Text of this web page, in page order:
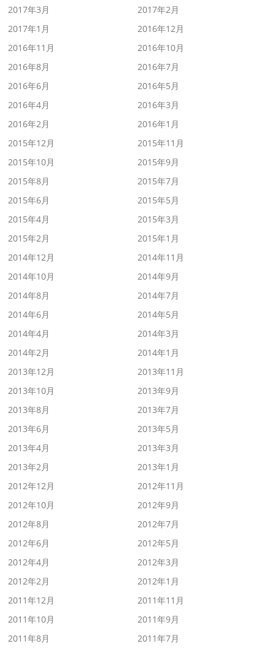
2017年3月
2017年2月
2017年1月
2016年12月
2016年11月
2016年10月
2016年8月
2016年7月
2016年6月
2016年5月
2016年4月
2016年3月
2016年2月
2016年1月
2015年12月
2015年11月
2015年10月
2015年9月
2015年8月
2015年7月
2015年6月
2015年5月
2015年4月
2015年3月
2015年2月
2015年1月
2014年12月
2014年11月
2014年10月
2014年9月
2014年8月
2014年7月
2014年6月
2014年5月
2014年4月
2014年3月
2014年2月
2014年1月
2013年12月
2013年11月
2013年10月
2013年9月
2013年8月
2013年7月
2013年6月
2013年5月
2013年4月
2013年3月
2013年2月
2013年1月
2012年12月
2012年11月
2012年10月
2012年9月
2012年8月
2012年7月
2012年6月
2012年5月
2012年4月
2012年3月
2012年2月
2012年1月
2011年12月
2011年11月
2011年10月
2011年9月
2011年8月
2011年7月